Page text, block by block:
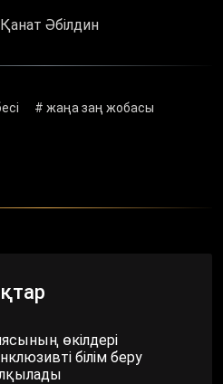
Әбілдин
# жаңа заң жобасы
өкілдері
білім беру